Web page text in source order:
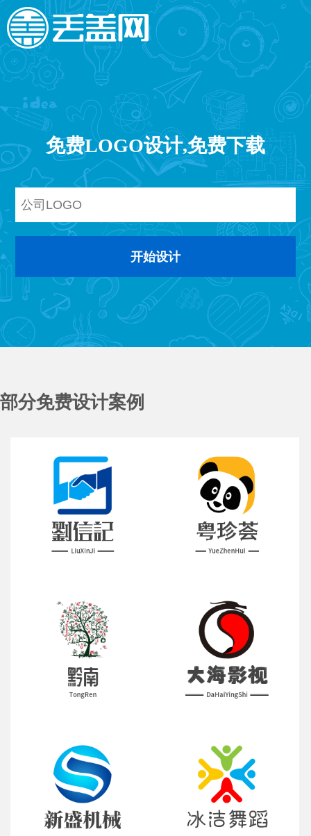
免费LOGO设计,免费下载
部分免费设计案例